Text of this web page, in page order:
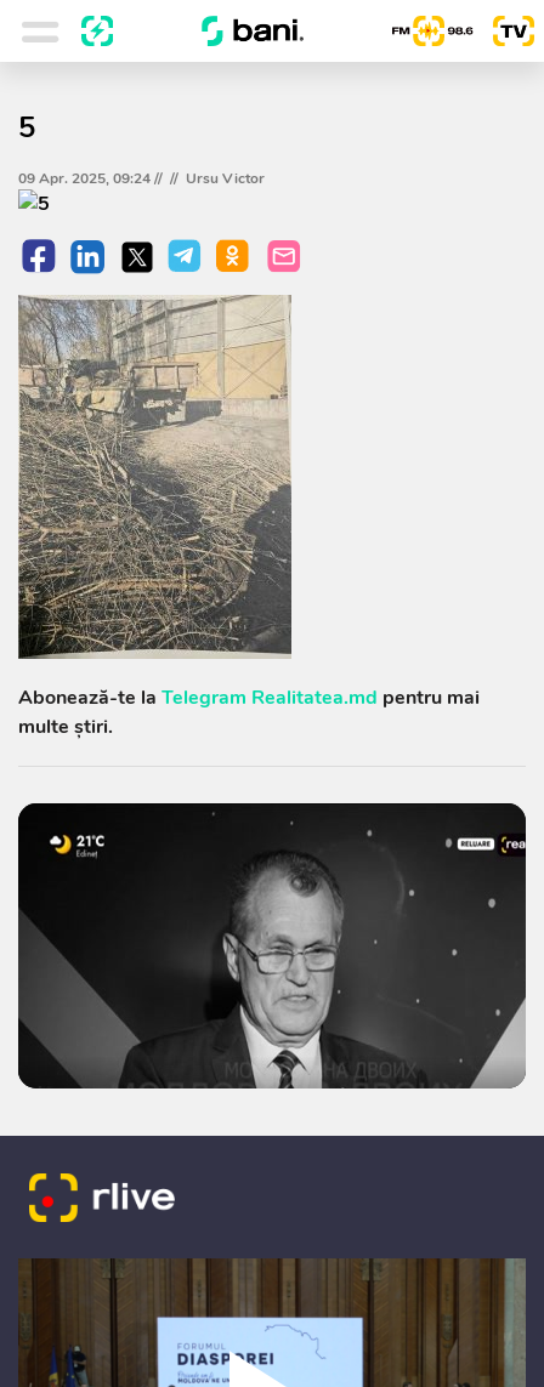
5
09 Apr. 2025, 09:24 // // Ursu Victor
Abonează-te la Telegram Realitatea.md pentru mai
multe știri.